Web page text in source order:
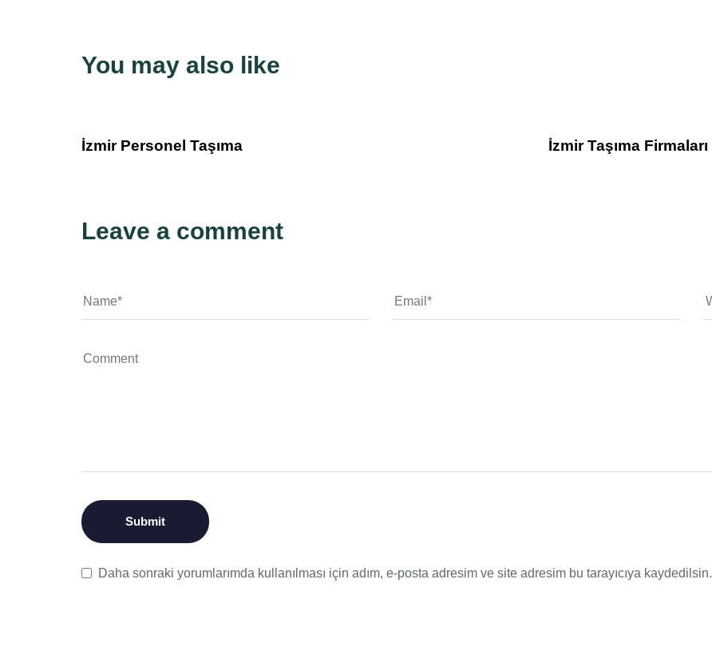
You may also like
İzmir Personel Taşıma İzmir Taşıma Firmaları
Leave a comment
Daha sonraki yorumlarımda kullanılması için adım, e-posta adresim ve site adresim bu tarayıcıya kaydedilsin.